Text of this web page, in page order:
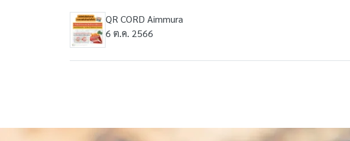
QR CORD Aimmura
6 ต.ค. 2566